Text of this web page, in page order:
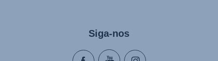
Instrucţiuni de utilizare (Limba română)
Uputstvo za korišcenje (Srpski)
Siga-nos